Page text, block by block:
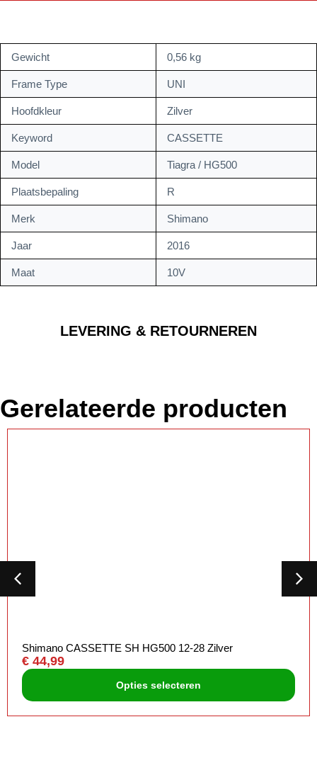
LEVERING & RETOURNEREN
Gewicht 0,56 kg
Frame Type UNI
Hoofdkleur Zilver
Keyword CASSETTE
Model Tiagra / HG500
Plaatsbepaling R
Merk Shimano
Jaar 2016
Maat 10V
Gerelateerde producten
Shimano CASSETTE SH HG500 12-28 Zilver
€ 44,99
Opties selecteren